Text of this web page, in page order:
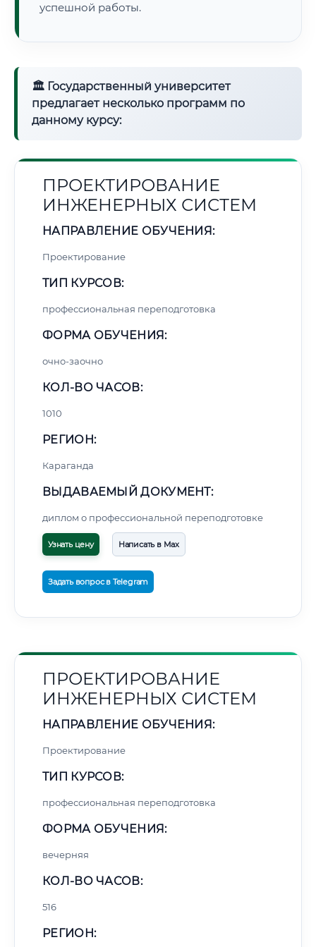
успешной работы.
🏛 Государственный университет
предлагает несколько программ по
данному курсу:
ПРОЕКТИРОВАНИЕ
ИНЖЕНЕРНЫХ СИСТЕМ
НАПРАВЛЕНИЕ ОБУЧЕНИЯ:
Проектирование
ТИП КУРСОВ:
профессиональная переподготовка
ФОРМА ОБУЧЕНИЯ:
очно-заочно
КОЛ-ВО ЧАСОВ:
1010
РЕГИОН:
Караганда
ВЫДАВАЕМЫЙ ДОКУМЕНТ:
диплом о профессиональной переподготовке
Узнать цену Написать в Max
Задать вопрос в Telegram
ПРОЕКТИРОВАНИЕ
ИНЖЕНЕРНЫХ СИСТЕМ
НАПРАВЛЕНИЕ ОБУЧЕНИЯ:
Проектирование
ТИП КУРСОВ:
профессиональная переподготовка
ФОРМА ОБУЧЕНИЯ:
вечерняя
КОЛ-ВО ЧАСОВ:
516
РЕГИОН: